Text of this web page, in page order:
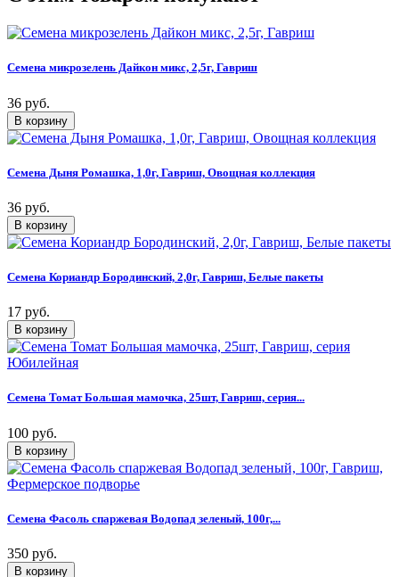
Семена микрозелень Дайкон микс, 2,5г, Гавриш
36 руб.
Семена Дыня Ромашка, 1,0г, Гавриш, Овощная коллекция
36 руб.
Семена Кориандр Бородинский, 2,0г, Гавриш, Белые пакеты
17 руб.
Семена Томат Большая мамочка, 25шт, Гавриш, серия...
100 руб.
Семена Фасоль спаржевая Водопад зеленый, 100г,...
350 руб.